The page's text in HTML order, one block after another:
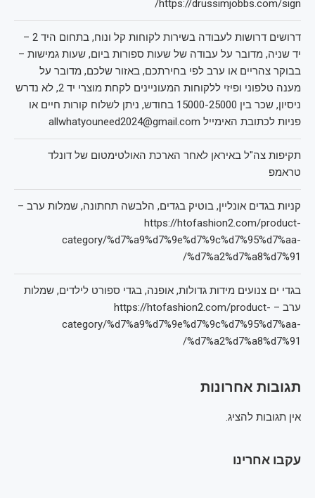
https://drussimjobbs.com/sign/
דרושים דרושות לעבודה בשירות לקוחות קל ונוח, בתחום היד 2 –
יד שניה, מדובר על עבודה של שעות ספורות ביום, שעות גמישות –
בבוקר צהריים או ערב לפי בחירתכם, באזור שלכם, מדובר על
מענה טלפוני ופיזי ללקוחות המעוניינים לקחת מוצרי יד 2, לא נדרש
ניסיון, שכר בין 15000-25000 בחודש, ניתן לשלוח קורות חיים או
פניות לכתובת האימייל allwhatyouneed2024@gmail.com
תקיפות צה"ל באיראן לאחר הארכת האולטימטום של דונלד
טראמפ
קניות בגדים אונליין, בוטיק בגדים, הלבשה תחתונה, שמלות ערב –
https://htofashion2.com/product-
category/%d7%a9%d7%9e%d7%9c%d7%95%d7%aa-
%d7%a2%d7%a8%d7%91/
בגדי ים צנועים מידות גדולות, אופנה, בגדי ספורט לילדים, שמלות
ערב – https://htofashion2.com/product-
category/%d7%a9%d7%9e%d7%9c%d7%95%d7%aa-
%d7%a2%d7%a8%d7%91/
תגובות אחרונות
אין תגובות להציג.
עקבו אחרינו